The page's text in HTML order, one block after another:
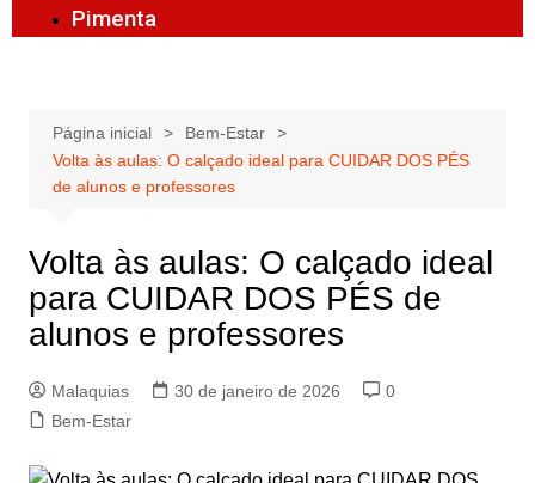
Pimenta
Página inicial
Bem-Estar
Volta às aulas: O calçado ideal para CUIDAR DOS PÉS
de alunos e professores
Volta às aulas: O calçado ideal
para CUIDAR DOS PÉS de
alunos e professores
Malaquias 30 de janeiro de 2026
0
Bem-Estar